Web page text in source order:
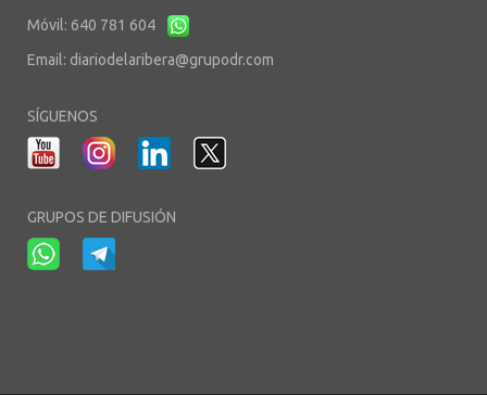
Móvil: 640 781 604
Email: diariodelaribera@grupodr.com
SÍGUENOS
GRUPOS DE DIFUSIÓN